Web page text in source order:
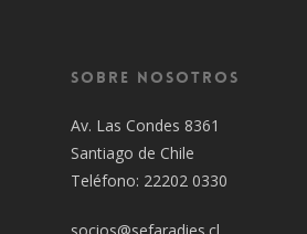
Sobre Nosotros
Av. Las Condes 8361
Santiago de Chile
Teléfono: 22202 0330